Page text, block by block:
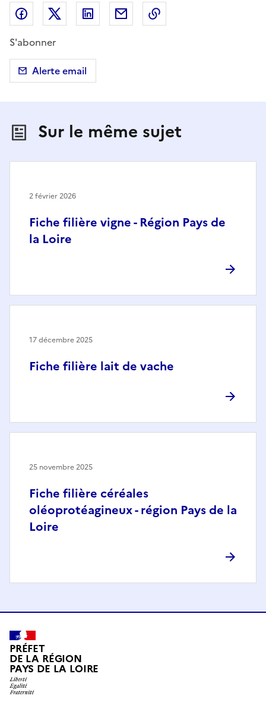
Partager sur Facebook
Partager sur X (anciennement Twitter)
Partager sur LinkedIn
Partager par email
S'abonner
Alerte email
Sur le même sujet
Fiche filière vigne - Région Pays de
la Loire
2 février 2026
Fiche filière lait de vache
17 décembre 2025
Fiche filière céréales
oléoprotéagineux - région Pays de la
Loire
25 novembre 2025
PRÉFET
DE LA RÉGION
PAYS DE LA LOIRE